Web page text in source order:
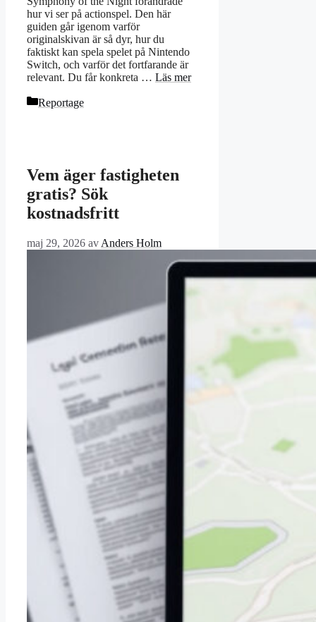
hur vi ser på actionspel. Den här
guiden går igenom varför
originalskivan är så dyr, hur du
faktiskt kan spela spelet på Nintendo
Switch, och varför det fortfarande är
relevant. Du får konkreta … Läs mer
Kategorier
Reportage
Vem äger fastigheten
gratis? Sök
kostnadsfritt
maj 29, 2026 av Anders Holm